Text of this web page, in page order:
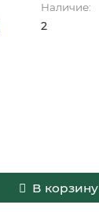
Наличие:
2
В корзину